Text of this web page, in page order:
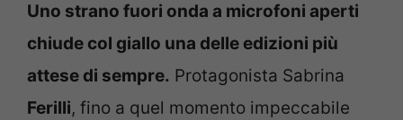
Uno strano fuori onda a microfoni aperti
chiude col giallo una delle edizioni più
attese di sempre. Protagonista Sabrina
Ferilli, fino a quel momento impeccabile